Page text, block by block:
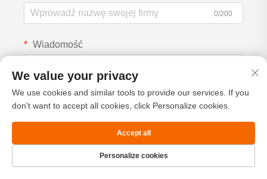
0/200
Wiadomość
0/1000
Strona Główna Produkt O nas Kontakt
We value your privacy
We use cookies and similar tools to provide our services. If you
don't want to accept all cookies, click Personalize cookies.
Personalize cookies
Accept all